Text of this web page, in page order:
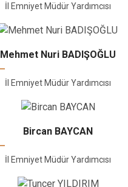
İl Emniyet Müdür Yardımcısı
Mehmet Nuri BADIŞOĞLU
İl Emniyet Müdür Yardımcısı
Bircan BAYCAN
İl Emniyet Müdür Yardımcısı